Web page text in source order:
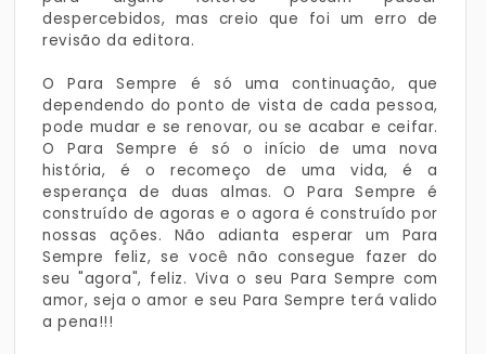
despercebidos, mas creio que foi um erro de
revisão da editora.
O Para Sempre é só uma continuação, que
dependendo do ponto de vista de cada pessoa,
pode mudar e se renovar, ou se acabar e ceifar.
O Para Sempre é só o início de uma nova
história, é o recomeço de uma vida, é a
esperança de duas almas. O Para Sempre é
construído de agoras e o agora é construído por
nossas ações. Não adianta esperar um Para
Sempre feliz, se você não consegue fazer do
seu "agora", feliz. Viva o seu Para Sempre com
amor, seja o amor e seu Para Sempre terá valido
a pena!!!